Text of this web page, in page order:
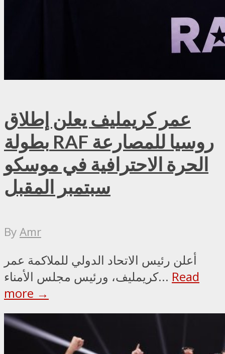
عمر كريمليف يعلن إطلاق
بطولة RAF روسيا للمصارعة
الحرة الاحترافية في موسكو
سبتمبر المقبل
ByAmr
أعلن رئيس الاتحاد الدولي للملاكمة عمر
كريمليف، ورئيس مجلس الأمناء... Read
more →